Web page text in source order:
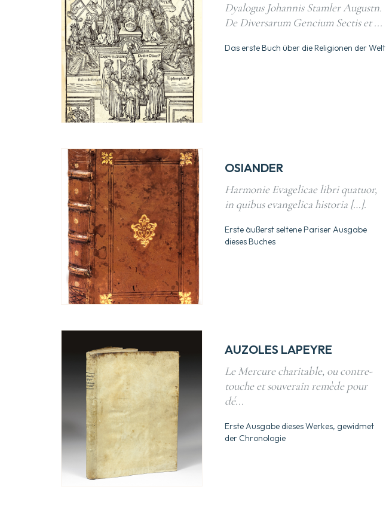
Dyalogus Johannis Stamler Augustn.
De Diversarum Gencium Sectis et ...
Das erste Buch über die Religionen der Welt
OSIANDER
Harmonie Evagelicae libri quatuor,
in quibus evangelica historia […].
Erste äußerst seltene Pariser Ausgabe
dieses Buches
AUZOLES LAPEYRE
Le Mercure charitable, ou contre-
touche et souverain remède pour
dé...
Erste Ausgabe dieses Werkes, gewidmet
der Chronologie